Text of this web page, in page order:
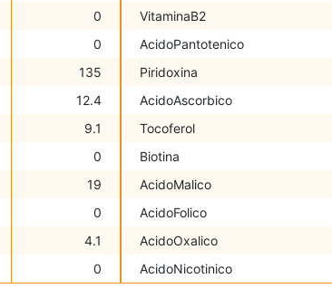
0
0
135
12.4
9.1
0
19
0
4.1
0
VitaminaB2
AcidoPantotenico
Piridoxina
AcidoAscorbico
Tocoferol
Biotina
AcidoMalico
AcidoFolico
AcidoOxalico
AcidoNicotinico